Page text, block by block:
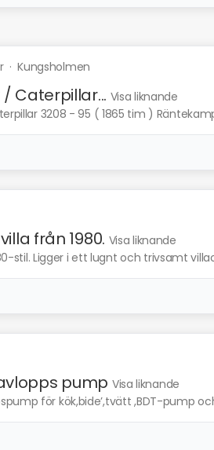
·Kungsholmen
/ Caterpillar... Visa liknande
3208 - 95 ( 1865 tim )
från 1980. Visa liknande
stil. Ligger i ett lugnt och trivsamt
pump Visa liknande
för kök,bide’,tvätt ,BDT-pump